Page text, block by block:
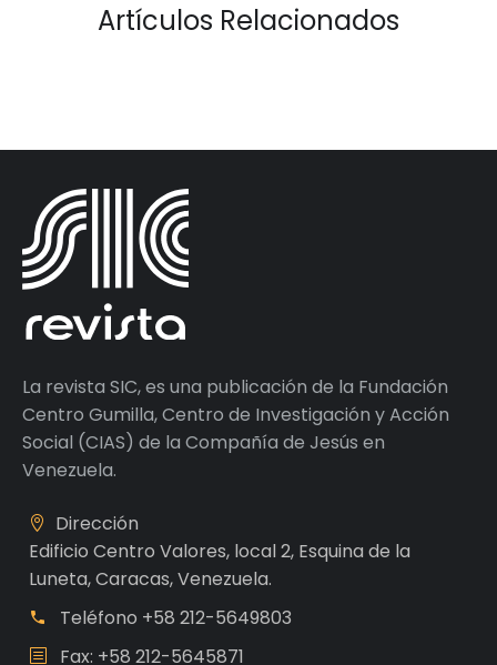
Artículos Relacionados
La revista SIC, es una publicación de la Fundación
Centro Gumilla, Centro de Investigación y Acción
Social (CIAS) de la Compañía de Jesús en
Venezuela.
Dirección
Edificio Centro Valores, local 2, Esquina de la
Luneta, Caracas, Venezuela.
Teléfono +58 212-5649803
Fax: +58 212-5645871